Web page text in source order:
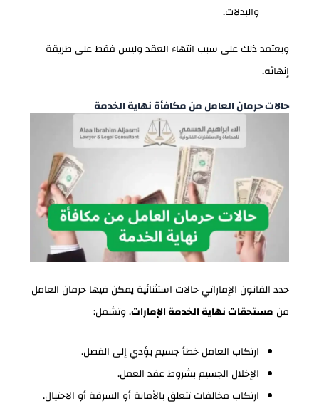
والبدلات.
ويعتمد ذلك على سبب انتهاء العقد وليس فقط على طريقة
إنهائه.
حالات حرمان العامل من مكافأة نهاية الخدمة
حدد القانون الإماراتي حالات استثنائية يمكن فيها حرمان العامل
من مستحقات نهاية الخدمة الإمارات، وتشمل:
ارتكاب العامل خطأ جسيم يؤدي إلى الفصل.
الإخلال الجسيم بشروط عقد العمل.
ارتكاب مخالفات تتعلق بالأمانة أو السرقة أو الاحتيال.